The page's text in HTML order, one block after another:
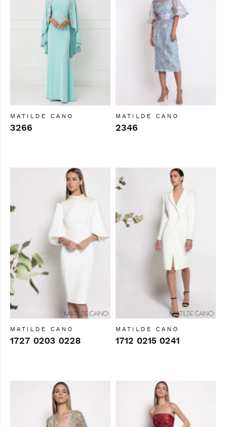
MATILDE CANO
3266
MATILDE CANO
2346
MATILDE CANO
1727 0203 0228
MATILDE CANO
1712 0215 0241